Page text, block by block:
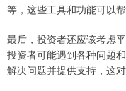
等，这些工具和功能可以
最后，投资者还应该考虑
投资者可能遇到各种问题
解决问题并提供支持，这对